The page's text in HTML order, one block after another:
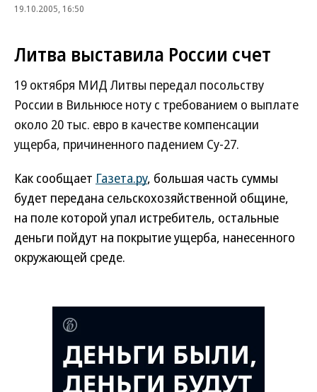
19.10.2005, 16:50
Литва выставила России счет
19 октября МИД Литвы передал посольству
России в Вильнюсе ноту с требованием о выплате
около 20 тыс. евро в качестве компенсации
ущерба, причиненного падением Су-27.
Как сообщает Газета.ру, большая часть суммы
будет передана сельскохозяйственной общине,
на поле которой упал истребитель, остальные
деньги пойдут на покрытие ущерба, нанесенного
окружающей среде.